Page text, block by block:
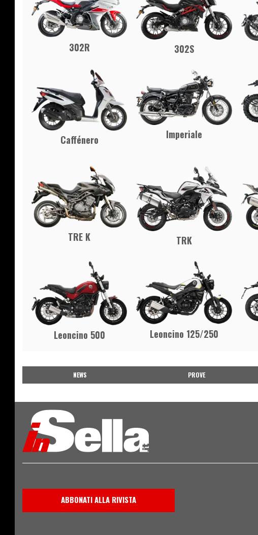
302R 302S
Caffénero Imperiale
TRE K TRK
Leoncino 500 Leoncino 125/250
NEWS PROVE
ABBONATI ALLA RIVISTA